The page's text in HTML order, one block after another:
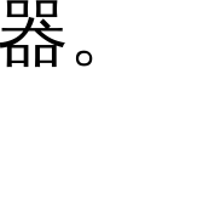
。